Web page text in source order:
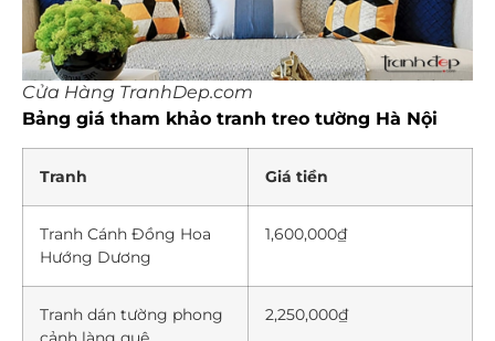
Cửa Hàng TranhDep.com
Bảng giá tham khảo tranh treo tường Hà Nội
Tranh Giá tiền
Tranh Cánh Đồng Hoa
Hướng Dương
1,600,000₫
Tranh dán tường phong
2,250,000₫